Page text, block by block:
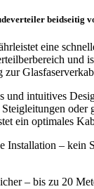
beidseitig
eine
und
und intuitives
oder
ein optimales
Installation – kein
– bis zu 20